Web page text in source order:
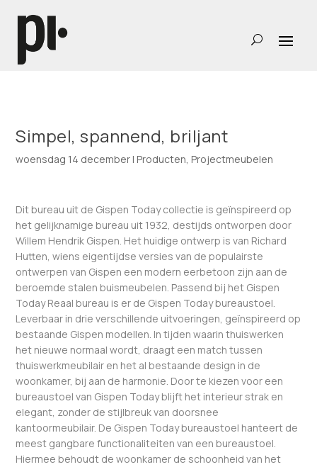
Simpel, spannend, briljant
woensdag 14 december | Producten, Projectmeubelen
Dit bureau uit de Gispen Today collectie is geïnspireerd op
het gelijknamige bureau uit 1932, destijds ontworpen door
Willem Hendrik Gispen. Het huidige ontwerp is van Richard
Hutten, wiens eigentijdse versies van de populairste
ontwerpen van Gispen een modern eerbetoon zijn aan de
beroemde stalen buismeubelen. Passend bij het Gispen
Today Reaal bureau is er de Gispen Today bureaustoel.
Leverbaar in drie verschillende uitvoeringen, geïnspireerd op
bestaande Gispen modellen. In tijden waarin thuiswerken
het nieuwe normaal wordt, draagt een match tussen
thuiswerkmeubilair en het al bestaande design in de
woonkamer, bij aan de harmonie. Door te kiezen voor een
bureaustoel van Gispen Today blijft het interieur strak en
elegant, zonder de stijlbreuk van doorsnee
kantoormeubilair. De Gispen Today bureaustoel hanteert de
meest gangbare functionaliteiten van een bureaustoel.
Hiermee behoudt de woonkamer de schoonheid van het